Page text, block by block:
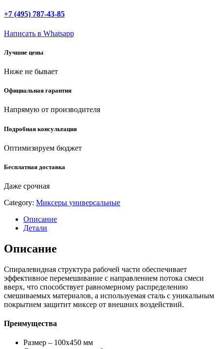
мм,
шестигранный
миксер
песчано-
смесей
10-
quantity
+7 (495) 787-43-85
Написать в Whatsapp
Лучшие цены
Ниже не бывает
Официальная гарантия
Напрямую от производителя
Подробная консультация
Оптимизируем бюджет
Бесплатная доставка
Даже срочная
Category: Миксеры универсальные
Описание
Детали
Описание
Спиралевидная структура рабочей части обеспечивает
эффективное перемешивание с направлением потока смеси
вверх, что способствует равномерному распределению
смешиваемых материалов, а используемая сталь с уникальным
покрытием защитит миксер от внешних воздействий.
Преимущества
Размер – 100х450 мм